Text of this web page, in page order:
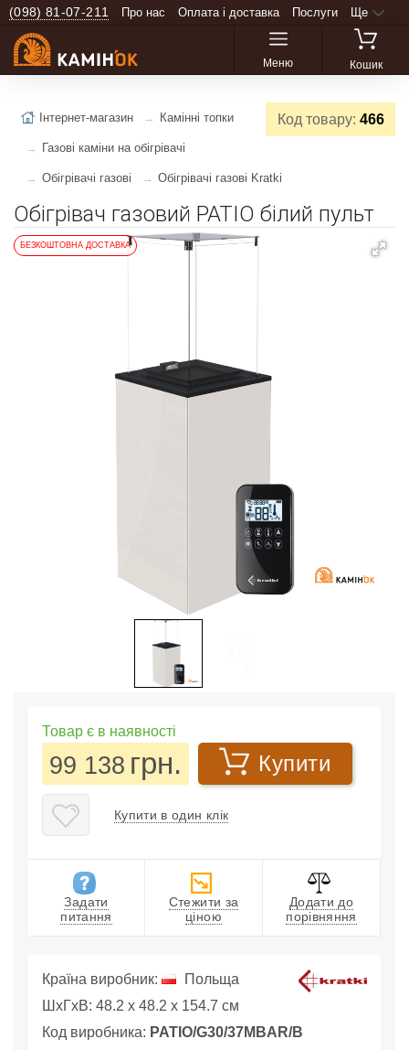
(098) 81-07-211 Про нас Оплата і доставка Послуги Ще
Меню Кошик
Код товару: 466
Інтернет-магазин Камінні топки
Газові каміни на обігрівачі
Обігрівачі газові Обігрівачі газові Kratki
Обігрівач газовий PATIO білий пульт
БЕЗКОШТОВНА ДОСТАВКА
Товар є в наявності
99 138 грн. Купити
Купити в один клік
Задати
питання
Стежити за
ціною
Додати до
порівняння
Країна виробник:
Польща
ШхГхВ: 48.2 x 48.2 x 154.7 см
Код виробника: PATIO/G30/37MBAR/B